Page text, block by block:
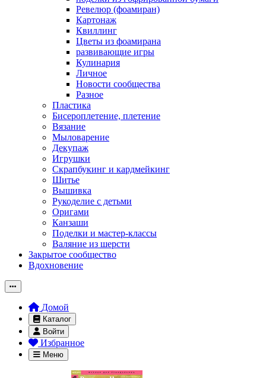
Ревелюр (фоамиран)
Картонаж
Квиллинг
Цветы из фоамирана
развивающие игры
Кулинария
Личное
Новости сообщества
Разное
Пластика
Бисероплетение, плетение
Вязание
Мыловарение
Декупаж
Игрушки
Скрапбукинг и кардмейкинг
Шитье
Вышивка
Рукоделие с детьми
Оригами
Канзаши
Поделки и мастер-классы
Валяние из шерсти
Закрытое сообщество
Вдохновение
Домой
Каталог
Войти
Избранное
Меню